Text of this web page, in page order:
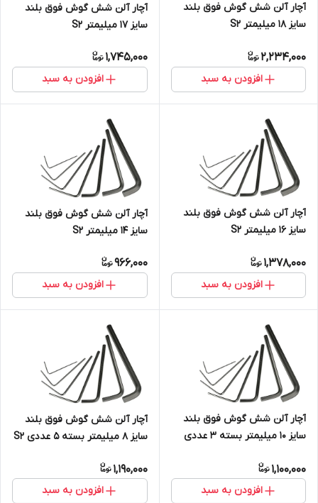
آچار آلن شش گوش فوق بلند
سایز 18 میلیمتر S2
2,234,000
افزودن به سبد
آچار آلن شش گوش فوق بلند
سایز 17 میلیمتر S2
1,745,000
افزودن به سبد
آچار آلن شش گوش فوق بلند
سایز 16 میلیمتر S2
1,378,000
افزودن به سبد
آچار آلن شش گوش فوق بلند
سایز 14 میلیمتر S2
966,000
افزودن به سبد
آچار آلن شش گوش فوق بلند
سایز 10 میلیمتر بسته 3 عددی
1,100,000
افزودن به سبد
آچار آلن شش گوش فوق بلند
سایز 8 میلیمتر بسته 5 عددی S2
1,190,000
افزودن به سبد